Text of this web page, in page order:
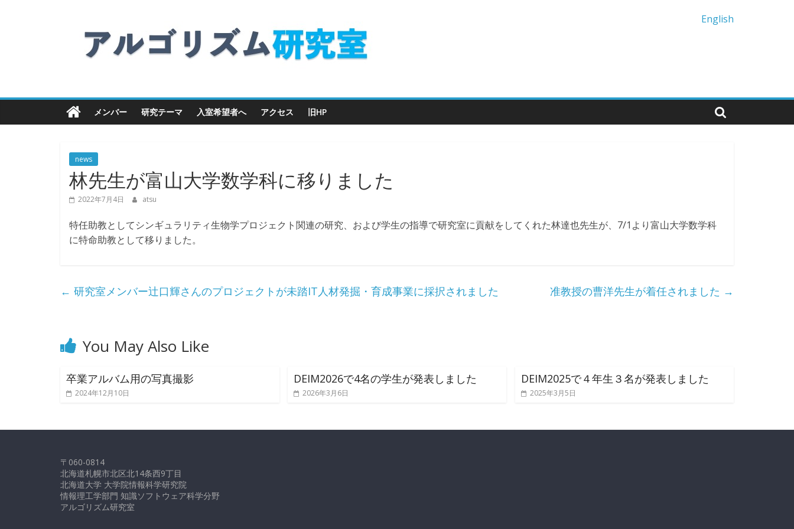
Laboratory
for
Algorithmics
Machine
Data
Mining
English
メンバー 研究テーマ 入室希望者へ アクセス 旧HP
news
林先生が富山大学数学科に移りました
2022年7月4日 atsu
特任助教としてシンギュラリティ生物学プロジェクト関連の研究、および学生の指導で研究室に貢献をしてくれた林達也先生が、7/1より富山大学数学科
に特命助教として移りました。
← 研究室メンバー辻口輝さんのプロジェクトが未踏IT人材発掘・育成事業に採択されました 准教授の曹洋先生が着任されました →
You May Also Like
卒業アルバム用の写真撮影
2024年12月10日
DEIM2026で4名の学生が発表しました
2026年3月6日
DEIM2025で４年生３名が発表しました
2025年3月5日
〒060-0814
北海道札幌市北区北14条西9丁目
北海道大学 大学院情報科学研究院
情報理工学部門 知識ソフトウェア科学分野
アルゴリズム研究室